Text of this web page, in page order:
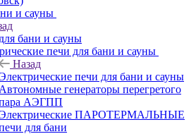
и сауны
бани и сауны
печи для бани и сауны
Назад
печи для бани и сауны
Автономные генераторы перегретого
АЭГПП
ПАРОТЕРМАЛЬНЫЕ
для бани